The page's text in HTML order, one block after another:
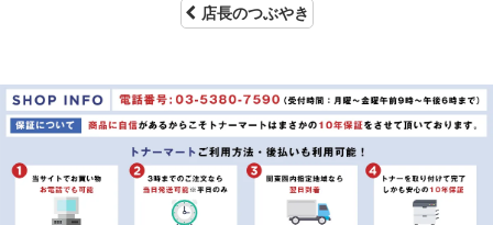
店長のつぶやき